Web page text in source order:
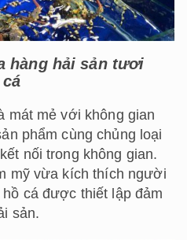
hàng hải sản tươi
mát mẻ với không gian
phẩm cùng chủng loại
nối trong không gian.
mỹ vừa kích thích người
cá được thiết lập đảm
sản.